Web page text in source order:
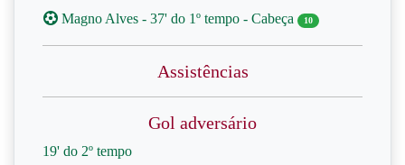
Magno Alves - 37' do 1º tempo - Cabeça 10
Assistências
Gol adversário
19' do 2º tempo